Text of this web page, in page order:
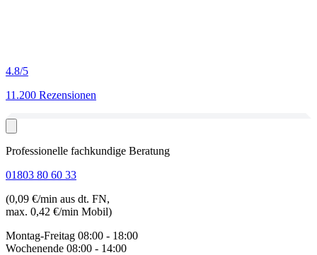
4.8/5
11.200 Rezensionen
Professionelle fachkundige Beratung
01803 80 60 33
(0,09 €/min aus dt. FN,
max. 0,42 €/min Mobil)
Montag-Freitag 08:00 - 18:00
Wochenende 08:00 - 14:00